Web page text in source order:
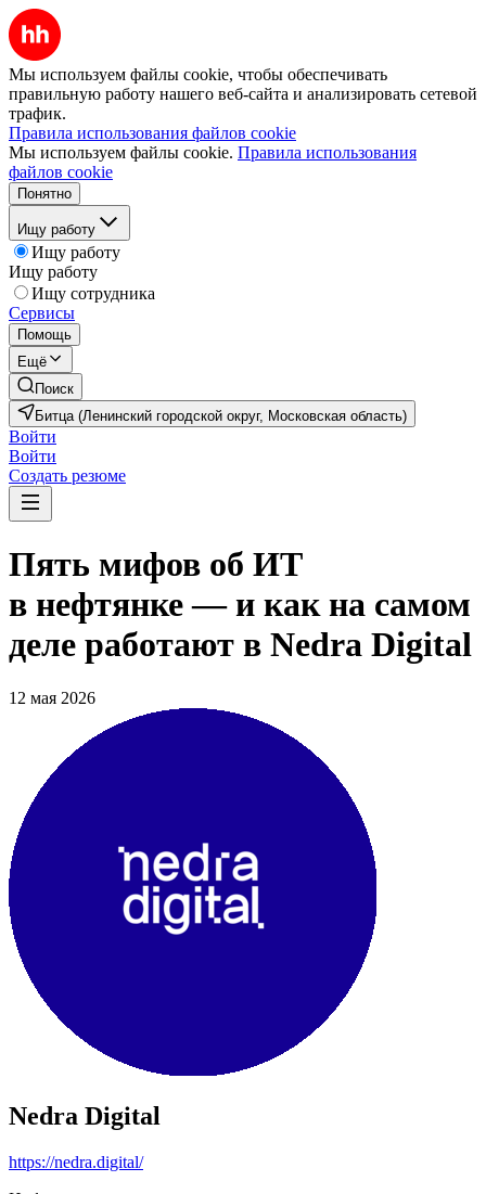
Мы используем файлы cookie, чтобы обеспечивать
правильную работу нашего веб-сайта и анализировать сетевой
трафик.
Правила использования файлов cookie
Мы используем файлы cookie. Правила использования
файлов cookie
Понятно
Ищу работу
Ищу работу
Ищу работу
Ищу сотрудника
Сервисы
Помощь
Ещё
Поиск
Битца (Ленинский городской округ, Московская область)
Войти
Войти
Создать резюме
Пять мифов об ИТ
в нефтянке — и как на самом
деле работают в Nedra Digital
12 мая 2026
Nedra Digital
https://nedra.digital/